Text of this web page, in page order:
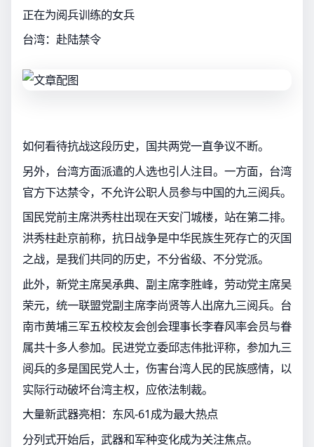
正在为阅兵训练的女兵
台湾：赴陆禁令
如何看待抗战这段历史，国共两党一直争议不断。
另外，台湾方面派遣的人选也引人注目。一方面，台湾
官方下达禁令，不允许公职人员参与中国的九三阅兵。
国民党前主席洪秀柱出现在天安门城楼，站在第二排。
洪秀柱赴京前称，抗日战争是中华民族生死存亡的灭国
之战，是我们共同的历史，不分省级、不分党派。
此外，新党主席吴承典、副主席李胜峰，劳动党主席吴
荣元，统一联盟党副主席李尚贤等人出席九三阅兵。台
南市黄埔三军五校校友会创会理事长李春风率会员与眷
属共十多人参加。民进党立委邱志伟批评称，参加九三
阅兵的多是国民党人士，伤害台湾人民的民族感情，以
实际行动破坏台湾主权，应依法制裁。
大量新武器亮相：东风-61成为最大热点
分列式开始后，武器和军种变化成为关注焦点。